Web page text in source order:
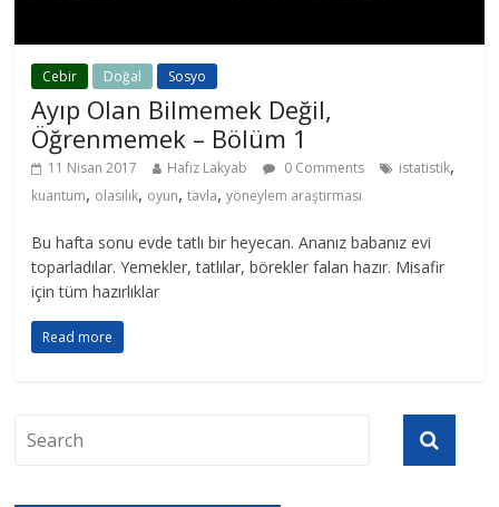
Cebir Doğal Sosyo
Ayıp Olan Bilmemek Değil,
Öğrenmemek – Bölüm 1
11 Nisan 2017 Hafız Lakyab 0 Comments istatistik,
kuantum, olasılık, oyun,tavla,yöneylem araştırması
Bu hafta sonu evde tatlı bir heyecan. Ananız babanız evi
toparladılar. Yemekler, tatlılar, börekler falan hazır. Misafir
için tüm hazırlıklar
Read more